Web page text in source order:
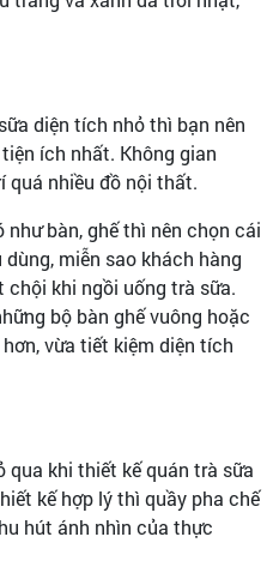
diện tích nhỏ thì bạn nên
ích nhất. Không gian
quá nhiều đồ nội thất.
bàn, ghế thì nên chọn cái
miễn sao khách hàng
khi ngồi uống trà sữa.
bộ bàn ghế vuông hoặc
vừa tiết kiệm diện tích
khi thiết kế quán trà sữa
kế hợp lý thì quầy pha chế
hút ánh nhìn của thực